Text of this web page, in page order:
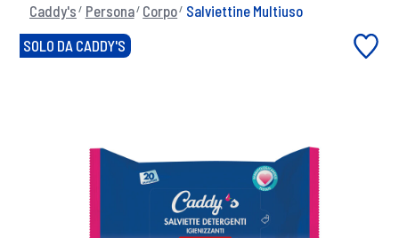
Caddy's Persona Corpo Salviettine Multiuso
SOLO DA CADDY'S